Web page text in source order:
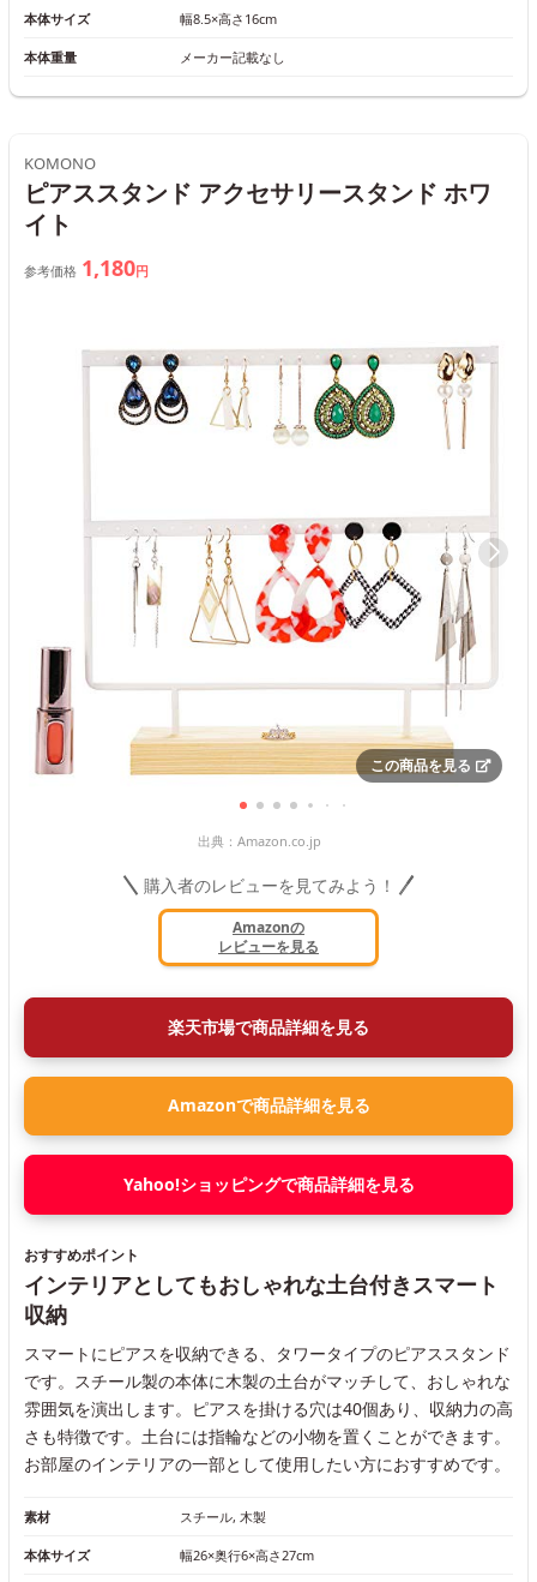
本体サイズ 幅8.5×高さ16cm
本体重量 メーカー記載なし
KOMONO
ピアススタンド アクセサリースタンド ホワ
イト
参考価格 1,180円
この商品を見る
出典： Amazon.co.jp
購入者のレビューを見てみよう！
Amazonの
レビューを見る
楽天市場で商品詳細を見る
Amazonで商品詳細を見る
Yahoo!ショッピングで商品詳細を見る
おすすめポイント
インテリアとしてもおしゃれな土台付きスマート
収納
スマートにピアスを収納できる、タワータイプのピアススタンド
です。スチール製の本体に木製の土台がマッチして、おしゃれな
雰囲気を演出します。ピアスを掛ける穴は40個あり、収納力の高
さも特徴です。土台には指輪などの小物を置くことができます。
お部屋のインテリアの一部として使用したい方におすすめです。
素材 スチール, 木製
本体サイズ 幅26×奥行6×高さ27cm